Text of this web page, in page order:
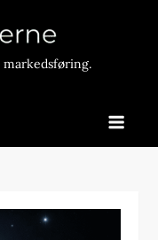
markedsføring.